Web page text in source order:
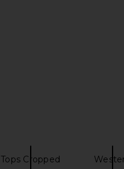
Tops Cropped